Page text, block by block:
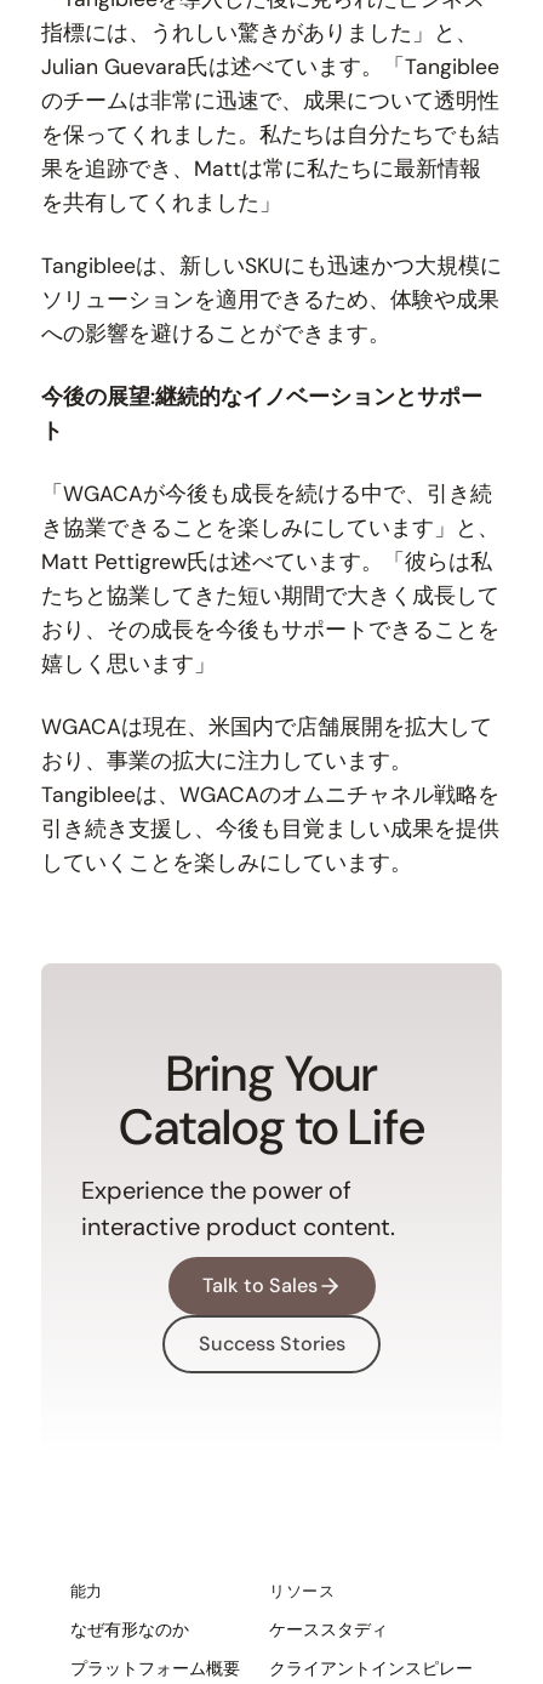
指標には、うれしい驚きがありました」と、
Julian Guevara氏は述べています。「Tangiblee
のチームは非常に迅速で、成果について透明性
を保ってくれました。私たちは自分たちでも結
果を追跡でき、Mattは常に私たちに最新情報
を共有してくれました」
Tangibleeは、新しいSKUにも迅速かつ大規模に
ソリューションを適用できるため、体験や成果
への影響を避けることができます。
今後の展望:継続的なイノベーションとサポー
ト
「WGACAが今後も成長を続ける中で、引き続
き協業できることを楽しみにしています」と、
Matt Pettigrew氏は述べています。「彼らは私
たちと協業してきた短い期間で大きく成長して
おり、その成長を今後もサポートできることを
嬉しく思います」
WGACAは現在、米国内で店舗展開を拡大して
おり、事業の拡大に注力しています。
Tangibleeは、WGACAのオムニチャネル戦略を
引き続き支援し、今後も目覚ましい成果を提供
していくことを楽しみにしています。
Bring Your
Catalog to Life
Experience the power of
interactive product content.
Talk to Sales
Success Stories
能力
なぜ有形なのか
プラットフォーム概要
リソース
ケーススタディ
クライアントインスピレー